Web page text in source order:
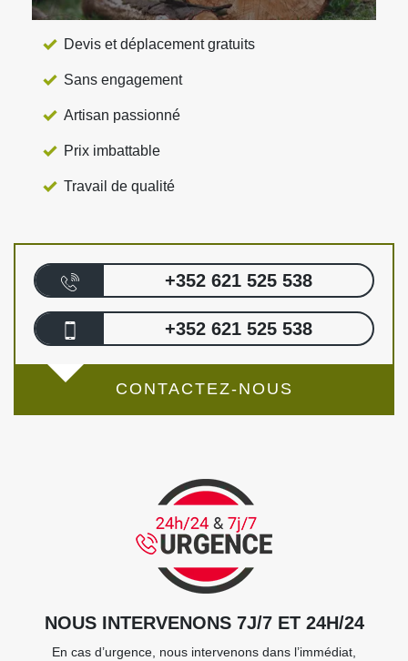
Devis et déplacement gratuits
Sans engagement
Artisan passionné
Prix imbattable
Travail de qualité
+352 621 525 538
+352 621 525 538
CONTACTEZ-NOUS
NOUS INTERVENONS 7J/7 ET 24H/24
En cas d’urgence, nous intervenons dans l’immédiat,